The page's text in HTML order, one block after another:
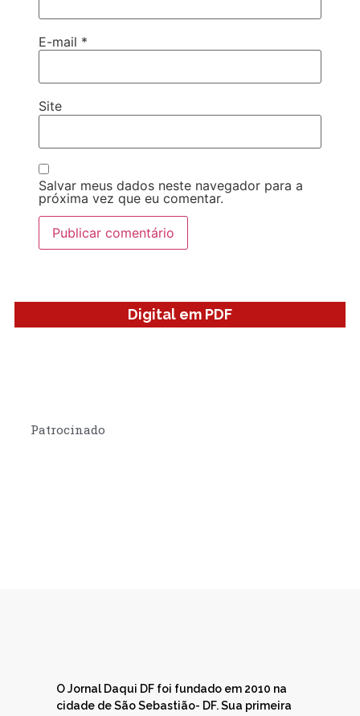
E-mail *
Site
Salvar meus dados neste navegador para a
próxima vez que eu comentar.
Digital em PDF
Patrocinado
O Jornal Daqui DF foi fundado em 2010 na
cidade de São Sebastião- DF. Sua primeira